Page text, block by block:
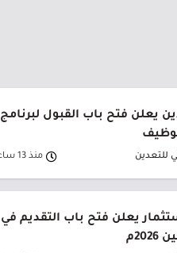
يعلن فتح باب القبول لبرنامج
للتعدين منذ 13 ساعة
يعلن فتح باب التقديم في